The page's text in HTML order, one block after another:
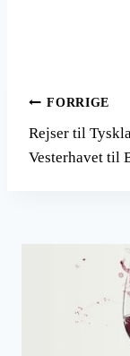
FORRIGE
Rejser til
Vesterhavet til